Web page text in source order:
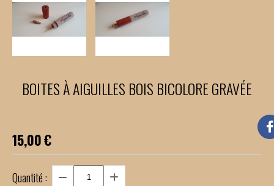
BOITES À AIGUILLES BOIS BICOLORE GRAVÉE
15,00€
Quantité :